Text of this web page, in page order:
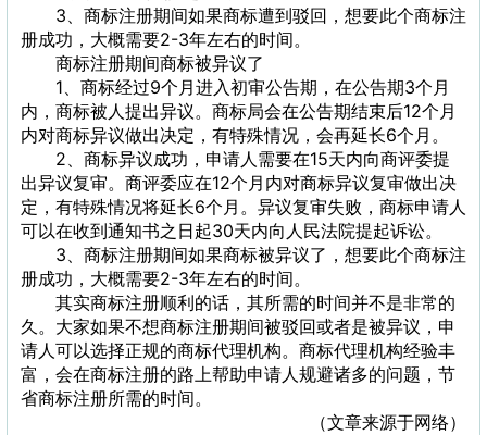
3、商标注册期间如果商标遭到驳回，想要此个商标注
册成功，大概需要2-3年左右的时间。
商标注册期间商标被异议了
1、商标经过9个月进入初审公告期，在公告期3个月
内，商标被人提出异议。商标局会在公告期结束后12个月
内对商标异议做出决定，有特殊情况，会再延长6个月。
2、商标异议成功，申请人需要在15天内向商评委提
出异议复审。商评委应在12个月内对商标异议复审做出决
定，有特殊情况将延长6个月。异议复审失败，商标申请人
可以在收到通知书之日起30天内向人民法院提起诉讼。
3、商标注册期间如果商标被异议了，想要此个商标注
册成功，大概需要2-3年左右的时间。
其实商标注册顺利的话，其所需的时间并不是非常的
久。大家如果不想商标注册期间被驳回或者是被异议，申
请人可以选择正规的商标代理机构。商标代理机构经验丰
富，会在商标注册的路上帮助申请人规避诸多的问题，节
省商标注册所需的时间。
（文章来源于网络）